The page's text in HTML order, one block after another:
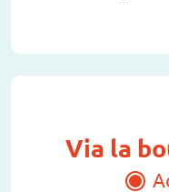
Via la